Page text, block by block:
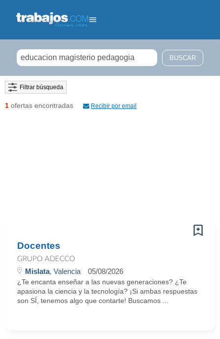
Filtrar búsqueda
1 ofertas encontradas Recibir por email
Docentes
GRUPO ADECCO
Mislata, Valencia 05/08/2026
¿Te encanta enseñar a las nuevas generaciones? ¿Te
apasiona la ciencia y la tecnología? ¡Si ambas respuestas
son SÍ, tenemos algo que contarte! Buscamos ...